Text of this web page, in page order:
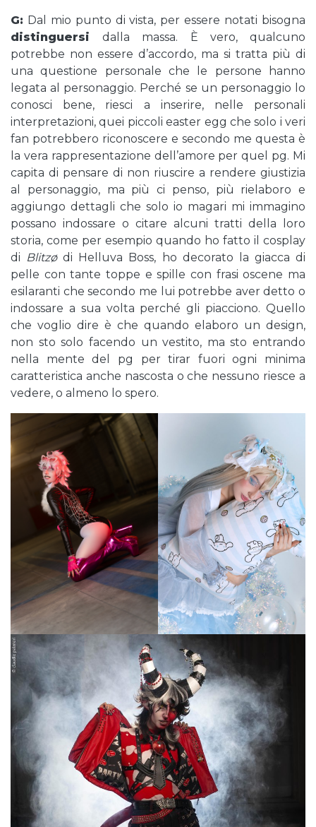
G: Dal mio punto di vista, per essere notati bisogna
distinguersidalla massa. È vero, qualcuno
potrebbe non essere d’accordo, ma si tratta più di
una questione personale che le persone hanno
legata al personaggio. Perché se un personaggio lo
conosci bene, riesci a inserire, nelle personali
interpretazioni, quei piccoli easter egg che solo i veri
fan potrebbero riconoscere e secondo me questa è
la vera rappresentazione dell’amore per quel pg. Mi
capita di pensare di non riuscire a rendere giustizia
al personaggio, ma più ci penso, più rielaboro e
aggiungo dettagli che solo io magari mi immagino
possano indossare o citare alcuni tratti della loro
storia, come per esempio quando ho fatto il cosplay
di Blitzødi Helluva Boss, ho decorato la giacca di
pelle con tante toppe e spille con frasi oscene ma
esilaranti che secondo me lui potrebbe aver detto o
indossare a sua volta perché gli piacciono. Quello
che voglio dire è che quando elaboro un design,
non sto solo facendo un vestito, ma sto entrando
nella mente del pg per tirar fuori ogni minima
caratteristica anche nascosta o che nessuno riesce a
vedere, o almeno lo spero.